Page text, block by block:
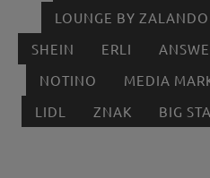
LOUNGE BY ZALANDO
SHEIN
ERLI
NOTINO
MEDIA
LIDL
ZNAK BIG